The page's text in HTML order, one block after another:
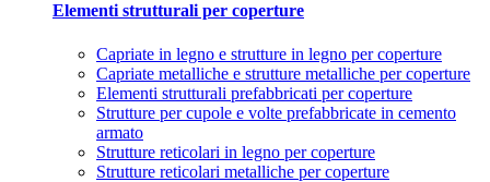
Elementi strutturali per coperture
Capriate in legno e strutture in legno per coperture
Capriate metalliche e strutture metalliche per coperture
Elementi strutturali prefabbricati per coperture
Strutture per cupole e volte prefabbricate in cemento
armato
Strutture reticolari in legno per coperture
Strutture reticolari metalliche per coperture